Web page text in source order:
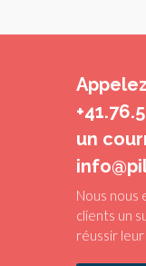
un
Nous nous
clients un
réussir